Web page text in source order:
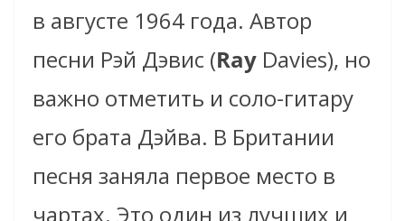
в августе 1964 года. Автор
песни Рэй Дэвис (Ray Davies), но
важно отметить и соло-гитару
его брата Дэйва. В Британии
песня заняла первое место в
чартах. Это один из лучших и